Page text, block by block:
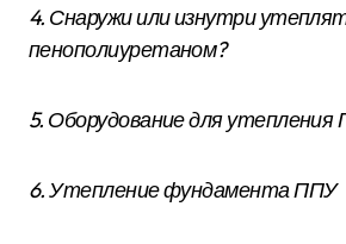
4. Снаружи или изнутри
пенополиуретаном?
5. Оборудование для утепления
6. Утепление фундамента ППУ